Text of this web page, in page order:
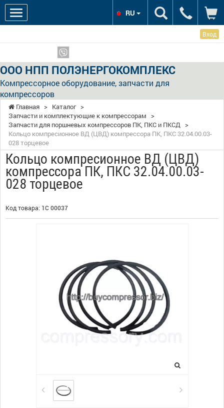
Вход
ООО НПП ПОЛЭНЕРГОКОМПЛЕКС
Компрессорное оборудование, запчасти для
компрессоров
RU
Главная > Каталог >
Запчасти и комплектующие к компрессорам
>
Запчасти для поршневых компрессоров ПК, ПКС и ПКСД >
Кольцо компресионное ВД (ЦВД) компрессора ПК, ПКС 32.04.00.03-
028 торцевое
Кольцо компресионное ВД (ЦВД)
компрессора ПК, ПКС 32.04.00.03-
028 торцевое
Код товара: 1С 00037